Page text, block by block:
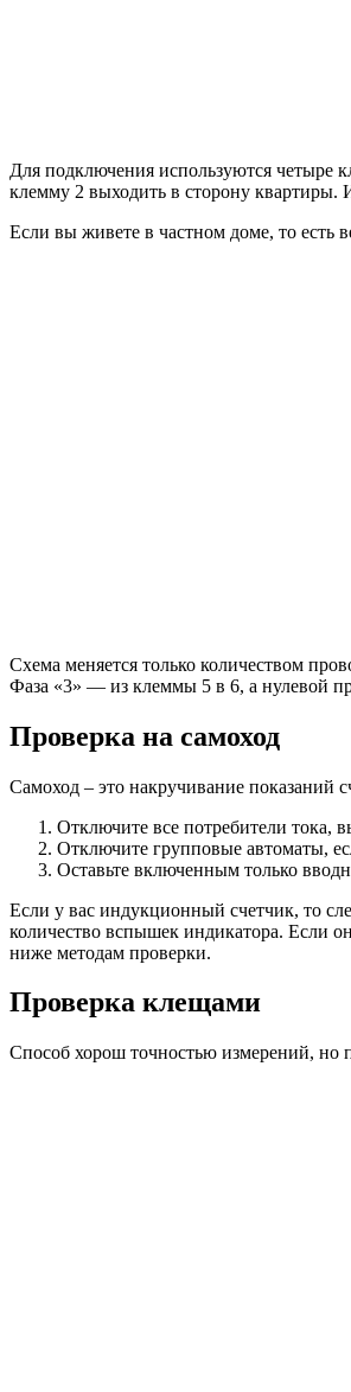
Для подключения используются четыре
клемму 2 выходить в сторону квартиры.
Если вы живете в частном доме, то есть
Схема меняется только количеством
Фаза «3» — из клеммы 5 в 6, а нулевой
Проверка на самоход
Самоход – это накручивание показаний
Отключите все потребители тока,
Отключите групповые автоматы,
Оставьте включенным только
Если у вас индукционный счетчик, то
количество вспышек индикатора. Если
ниже методам проверки.
Проверка клещами
Способ хорош точностью измерений, но